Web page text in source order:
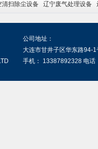
清扫除尘设备 辽宁废气处理设备
公司地址：
大连市甘井子区华东路94-1
手机： 13387892328 电